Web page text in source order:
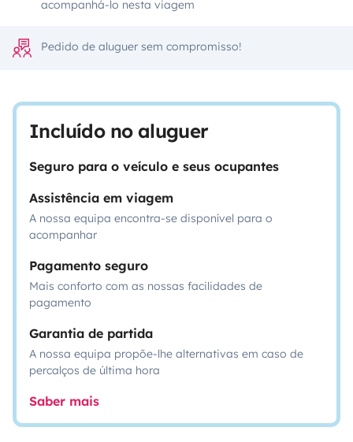
acompanhá-lo nesta viagem
Pedido de aluguer sem compromisso!
Incluído no aluguer
Seguro para o veículo e seus ocupantes
Assistência em viagem
A nossa equipa encontra-se disponível para o
acompanhar
Pagamento seguro
Mais conforto com as nossas facilidades de
pagamento
Garantia de partida
A nossa equipa propõe-lhe alternativas em caso de
percalços de última hora
Saber mais